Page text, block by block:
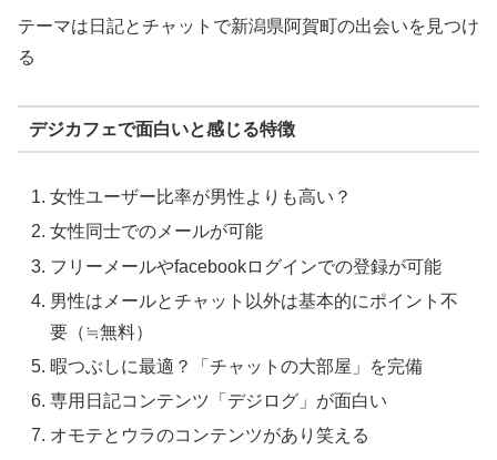
テーマは日記とチャットで新潟県阿賀町の出会いを見つけ
る
デジカフェで面白いと感じる特徴
女性ユーザー比率が男性よりも高い？
女性同士でのメールが可能
フリーメールやfacebookログインでの登録が可能
男性はメールとチャット以外は基本的にポイント不
要（≒無料）
暇つぶしに最適？「チャットの大部屋」を完備
専用日記コンテンツ「デジログ」が面白い
オモテとウラのコンテンツがあり笑える